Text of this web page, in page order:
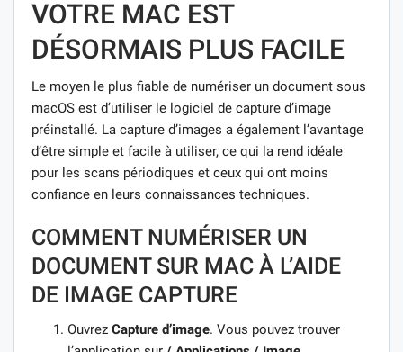
VOTRE MAC EST
DÉSORMAIS PLUS FACILE
Le moyen le plus fiable de numériser un document sous
macOS est d’utiliser le logiciel de capture d’image
préinstallé. La capture d’images a également l’avantage
d’être simple et facile à utiliser, ce qui la rend idéale
pour les scans périodiques et ceux qui ont moins
confiance en leurs connaissances techniques.
COMMENT NUMÉRISER UN
DOCUMENT SUR MAC À L’AIDE
DE IMAGE CAPTURE
Ouvrez Capture d’image. Vous pouvez trouver